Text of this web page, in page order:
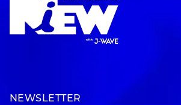
NEWSLETTER